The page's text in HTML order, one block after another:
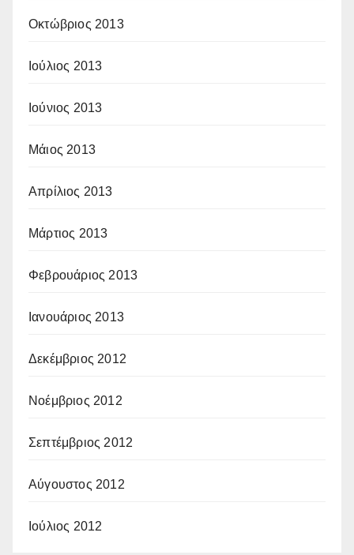
Οκτώβριος 2013
Ιούλιος 2013
Ιούνιος 2013
Μάιος 2013
Απρίλιος 2013
Μάρτιος 2013
Φεβρουάριος 2013
Ιανουάριος 2013
Δεκέμβριος 2012
Νοέμβριος 2012
Σεπτέμβριος 2012
Αύγουστος 2012
Ιούλιος 2012